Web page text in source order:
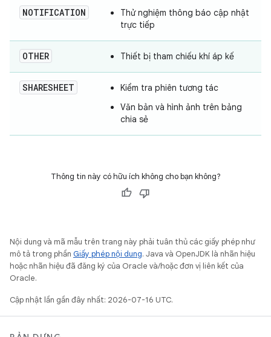
NOTIFICATION
Thử nghiệm thông báo cập nhật
trực tiếp
OTHER Thiết bị tham chiếu khí áp kế
SHARESHEET
Kiểm tra phiên tương tác
Văn bản và hình ảnh trên bảng
chia sẻ
Thông tin này có hữu ích không cho bạn không?
Nội dung và mã mẫu trên trang này phải tuân thủ các giấy phép như
mô tả trong phần Giấy phép nội dung. Java và OpenJDK là nhãn hiệu
hoặc nhãn hiệu đã đăng ký của Oracle và/hoặc đơn vị liên kết của
Oracle.
Cập nhật lần gần đây nhất: 2026-07-16 UTC.